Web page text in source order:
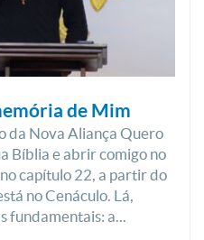
de Mim
da Nova Aliança Quero
Bíblia e abrir comigo no
capítulo 22, a partir do
no Cenáculo. Lá,
fundamentais: a...